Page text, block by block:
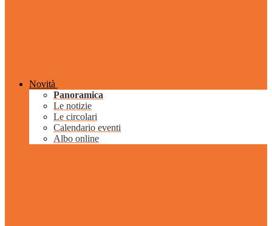
Novità
Panoramica
Le notizie
Le circolari
Calendario eventi
Albo online